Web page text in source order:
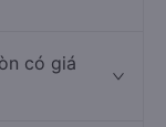
có giá